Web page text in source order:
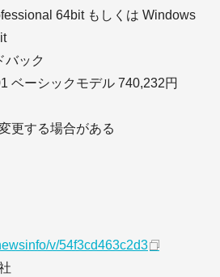
64bit もしくは Windows
バック
ベーシックモデル 740,232円
更する場合がある
v/54f3cd463c2d3